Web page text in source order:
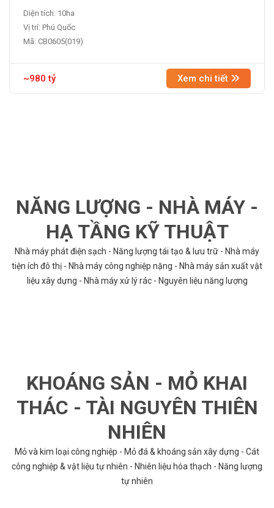
Diện tích: 10ha
Vị trí: Phú Quốc
Mã: CB0605(019)
~980 tỷ Xem chi tiết
NĂNG LƯỢNG - NHÀ MÁY -
HẠ TẦNG KỸ THUẬT
Nhà máy phát điện sạch - Năng lượng tái tạo & lưu trữ - Nhà máy
tiện ích đô thị - Nhà máy công nghiệp nặng - Nhà máy sản xuất vật
liệu xây dựng - Nhà máy xử lý rác - Nguyên liệu năng lượng
KHOÁNG SẢN - MỎ KHAI
THÁC - TÀI NGUYÊN THIÊN
NHIÊN
Mỏ và kim loại công nghiệp - Mỏ đá & khoáng sản xây dựng - Cát
công nghiệp & vật liệu tự nhiên - Nhiên liệu hóa thạch - Năng lượng
tự nhiên